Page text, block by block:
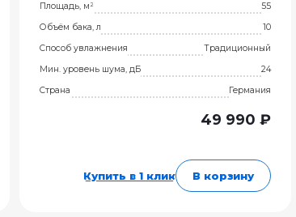
Площадь, м²
55
Объём бака, л
10
Способ увлажнения
Традиционный
Мин. уровень шума, дБ
24
Страна
Германия
49 990 ₽
Купить в 1 клик В корзину